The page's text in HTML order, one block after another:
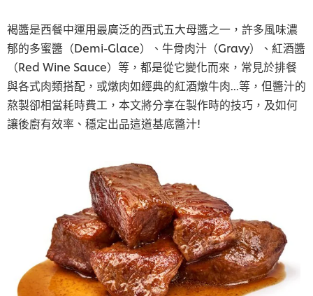
褐醬是西餐中運用最廣泛的西式五大母醬之一，許多風味濃
郁的多蜜醬（Demi-Glace）、牛骨肉汁（Gravy）、紅酒醬
（Red Wine Sauce）等，都是從它變化而來，常見於排餐
與各式肉類搭配，或燉肉如經典的紅酒燉牛肉...等，但醬汁的
熬製卻相當耗時費工，本文將分享在製作時的技巧，及如何
讓後廚有效率、穩定出品這道基底醬汁!